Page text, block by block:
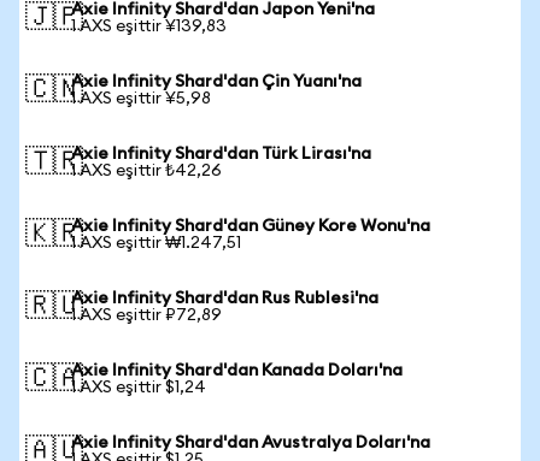
🇯🇵Axie Infinity Shard'dan Japon Yeni'na
1 AXS eşittir ¥139,83
🇨🇳Axie Infinity Shard'dan Çin Yuanı'na
1 AXS eşittir ¥5,98
🇹🇷Axie Infinity Shard'dan Türk Lirası'na
1 AXS eşittir ₺42,26
🇰🇷Axie Infinity Shard'dan Güney Kore Wonu'na
1 AXS eşittir ₩1.247,51
🇷🇺Axie Infinity Shard'dan Rus Rublesi'na
1 AXS eşittir ₽72,89
🇨🇦Axie Infinity Shard'dan Kanada Doları'na
1 AXS eşittir $1,24
🇦🇺Axie Infinity Shard'dan Avustralya Doları'na